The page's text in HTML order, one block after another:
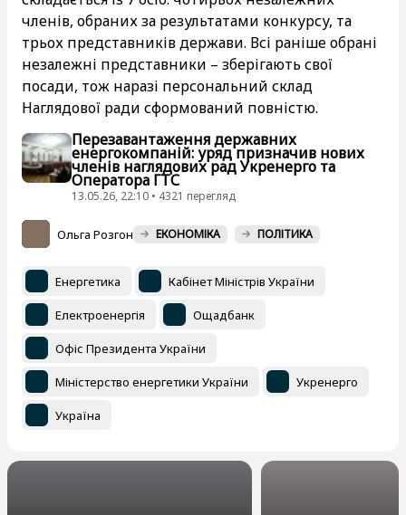
членів, обраних за результатами конкурсу, та
трьох представників держави. Всі раніше обрані
незалежні представники – зберігають свої
посади, тож наразі персональний склад
Наглядової ради сформований повністю.
Перезавантаження державних
енергокомпаній: уряд призначив нових
членів наглядових рад Укренерго та
Оператора ГТС
13.05.26, 22:10 • 4321 перегляд
Ольга Розгон ЕКОНОМІКА ПОЛІТИКА
Енергетика Кабінет Міністрів України
Електроенергія Ощадбанк
Офіс Президента України
Міністерство енергетики України Укренерго
Україна